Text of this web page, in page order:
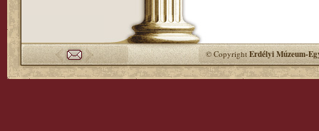
© CopyrightErdélyi Múzeum-